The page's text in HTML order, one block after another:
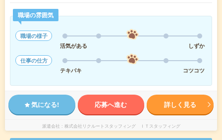
職場の雰囲気
職場の様子
活気がある
しずか
仕事の仕方
テキパキ
コツコツ
気になる! 応募へ進む 詳しく見る
派遣会社 株式会社リクルートスタッフィング ＩＴスタッフィング